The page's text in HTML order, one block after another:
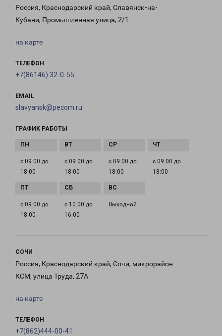
Россия, Краснодарский край, Славянск-на-
Кубани, Промышленная улица, 2/1
на карте
ТЕЛЕФОН
+7(86146) 32-0-55
EMAIL
slavyansk@pecom.ru
ГРАФИК РАБОТЫ
с 09:00 до
18:00
с 09:00 до
18:00
с 09:00 до
18:00
с 09:00 до
18:00
с 09:00 до
18:00
с 10:00 до
16:00
Выходной
СОЧИ
Россия, Краснодарский край, Сочи, микрорайон
КСМ, улица Труда, 27А
на карте
ТЕЛЕФОН
+7(862)444-00-41